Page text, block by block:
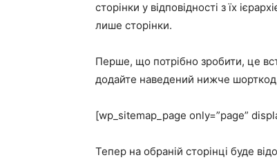
сторінки у відповідності з їх
лише сторінки.
Перше, що потрібно зробити, це
додайте наведений нижче шорткод
[wp_sitemap_page only=”page”
Тепер на обраній сторінці буде